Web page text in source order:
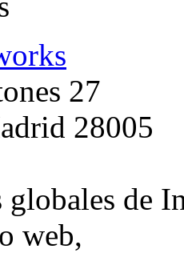
27
28005
globales de
web,